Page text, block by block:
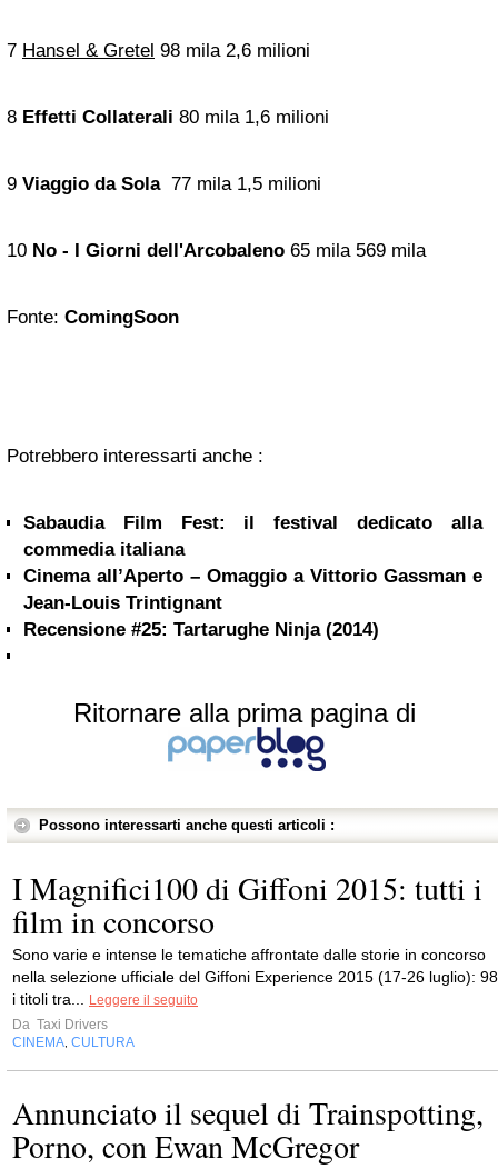
7 Hansel & Gretel 98 mila 2,6 milioni
8 Effetti Collaterali 80 mila 1,6 milioni
9 Viaggio da Sola 77 mila 1,5 milioni
10 No - I Giorni dell'Arcobaleno 65 mila 569 mila
Fonte: ComingSoon
Potrebbero interessarti anche :
Sabaudia Film Fest: il festival dedicato alla
commedia italiana
Cinema all’Aperto – Omaggio a Vittorio Gassman e
Jean-Louis Trintignant
Recensione #25: Tartarughe Ninja (2014)
Ritornare alla prima pagina di
Possono interessarti anche questi articoli :
I Magnifici100 di Giffoni 2015: tutti i
film in concorso
Sono varie e intense le tematiche affrontate dalle storie in concorso
nella selezione ufficiale del Giffoni Experience 2015 (17-26 luglio): 98
i titoli tra... Leggere il seguito
Da Taxi Drivers
CINEMA, CULTURA
Annunciato il sequel di Trainspotting,
Porno, con Ewan McGregor